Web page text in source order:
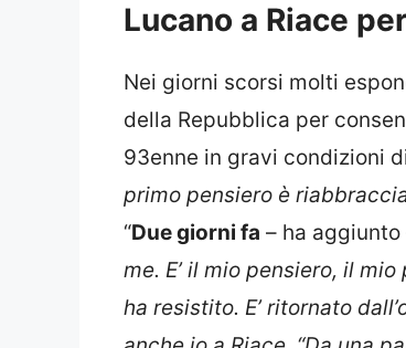
Lucano a Riace
Nei giorni scorsi molti
della Repubblica per
93enne in gravi condizioni
primo pensiero è
“Due giorni fa – ha aggiunto
me. E’ il mio pensiero, il
ha resistito. E’ ritornato